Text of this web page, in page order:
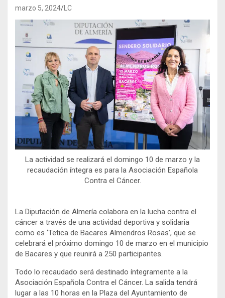
marzo 5, 2024 LC
La actividad se realizará el domingo 10 de marzo y la
recaudación íntegra es para la Asociación Española
Contra el Cáncer.
La Diputación de Almería colabora en la lucha contra el
cáncer a través de una actividad deportiva y solidaria
como es ‘Tetica de Bacares Almendros Rosas’, que se
celebrará el próximo domingo 10 de marzo en el municipio
de Bacares y que reunirá a 250 participantes.
Todo lo recaudado será destinado íntegramente a la
Asociación Española Contra el Cáncer. La salida tendrá
lugar a las 10 horas en la Plaza del Ayuntamiento de